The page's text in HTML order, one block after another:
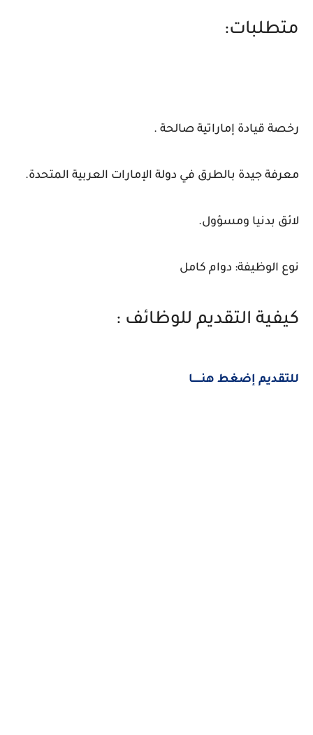
متطلبات:
رخصة قيادة إماراتية صالحة .
معرفة جيدة بالطرق في دولة الإمارات العربية المتحدة.
لائق بدنيا ومسؤول.
نوع الوظيفة: دوام كامل
كيفية التقديم للوظائف :
للتقديم إضغط هنــــــا